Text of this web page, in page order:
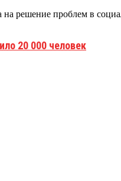
решение проблем в
20 000 человек